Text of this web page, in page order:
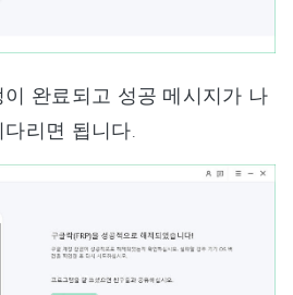
완료되고 성공 메시지가 나
리면 됩니다.